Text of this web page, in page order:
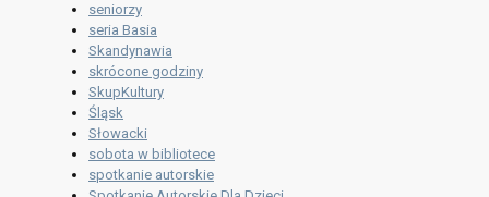
seniorzy
seria Basia
Skandynawia
skrócone godziny
SkupKultury
Śląsk
Słowacki
sobota w bibliotece
spotkanie autorskie